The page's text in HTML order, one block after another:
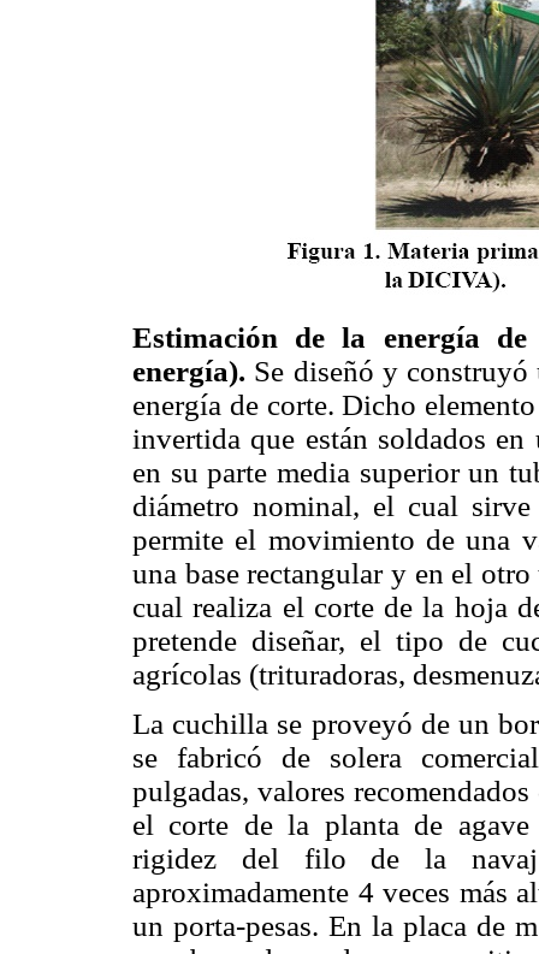
Estimación de la energía
energía). Se diseñó y
energía de corte. Dicho
invertida que están soldados
en su parte media superior un
diámetro nominal, el cual
permite el movimiento de una
una base rectangular y en el
cual realiza el corte de la hoja
pretende diseñar, el tipo de
agrícolas (trituradoras,
La cuchilla se proveyó de un
se fabricó de solera
pulgadas, valores
el corte de la planta de agave
rigidez del filo de la
aproximadamente 4 veces más
un porta-pesas. En la placa de